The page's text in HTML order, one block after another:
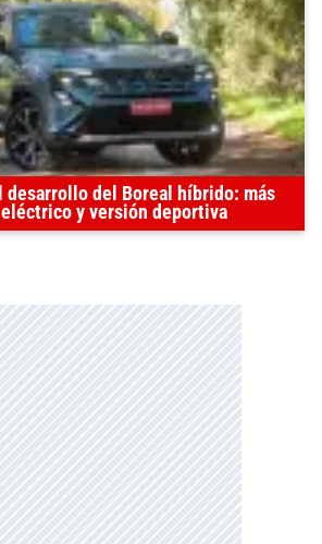
desarrollo del Boreal híbrido: más
y versión deportiva